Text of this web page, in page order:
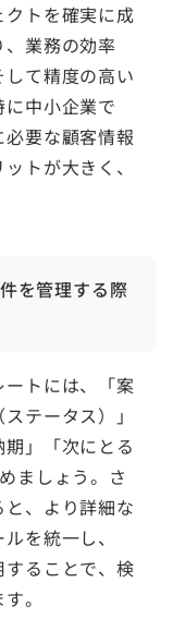
トを確実に成
業務の効率
て精度の高い
中小企業で
要な顧客情報
トが大きく、
を管理する際
トには、「案
テータス）」
期」「次にとる
ましょう。さ
、より詳細な
を統一し、
ることで、検
。